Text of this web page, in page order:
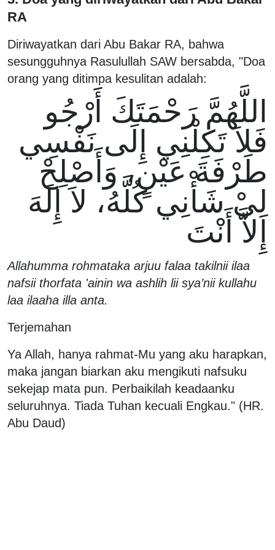
RA
Diriwayatkan dari Abu Bakar RA, bahwa
sesungguhnya Rasulullah SAW bersabda, "Doa
orang yang ditimpa kesulitan adalah:
اللَّهُمَّ رَحْمَتَكَ أَرْجُو
فَلاَ تَكِلْنِي إِلَى نَفْسِي
طَرْفَةَ عَيْنٍ، وَأَصْلِحْ
لِيْ شَأْنِي كُلَّهُ، لاَ إِلَهَ
إِلاَّ أَنْتَ
Allahumma rohmataka arjuu falaa takilnii ilaa
nafsii thorfata 'ainin wa ashlih lii sya’nii kullahu
laa ilaaha illa anta.
Terjemahan
Ya Allah, hanya rahmat-Mu yang aku harapkan,
maka jangan biarkan aku mengikuti nafsuku
sekejap mata pun. Perbaikilah keadaanku
seluruhnya. Tiada Tuhan kecuali Engkau." (HR.
Abu Daud)